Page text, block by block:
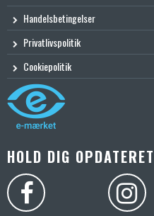
Handelsbetingelser
Privatlivspolitik
Cookiepolitik
HOLD DIG OPDATERET